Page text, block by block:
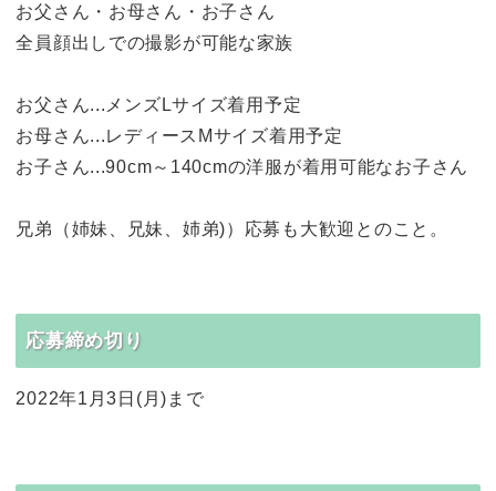
お父さん・お母さん・お子さん
全員顔出しでの撮影が可能な家族
お父さん...メンズLサイズ着用予定
お母さん...レディースMサイズ着用予定
お子さん...90cm～140cmの洋服が着用可能なお子さん
兄弟（姉妹、兄妹、姉弟)）応募も大歓迎とのこと。
応募締め切り
2022年1月3日(月)まで